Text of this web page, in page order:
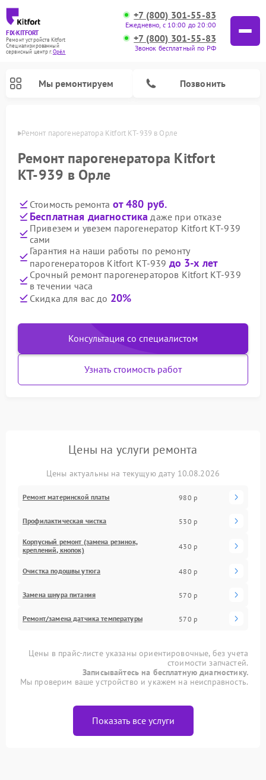
FIX-KITFORT
Ремонт устройств Kitfort
Специализированный
cервисный центр г.Орёл
+7 (800) 301-55-83
Ежедневно, с 10:00 до 20:00
+7 (800) 301-55-83
Звонок бесплатный по РФ
Мы ремонтируем Позвонить
Ремонт парогенератора Kitfort КТ-939 в Орле
Ремонт парогенератора Kitfort
КТ-939 в Орле
Стоимость ремонта от 480 руб.
Бесплатная диагностика даже при отказе
Привезем и увезем парогенератор Kitfort КТ-939
сами
Гарантия на наши работы по ремонту
парогенераторов Kitfort КТ-939 до 3-х лет
Срочный ремонт парогенераторов Kitfort КТ-939
в течении часа
Скидка для вас до 20%
Консультация со специалистом
Узнать стоимость работ
Цены на услуги ремонта
Цены актуальны на текущую дату 10.08.2026
Ремонт материнской платы 980 р
Профилактическая чистка 530 р
Корпусный ремонт (замена резинок,
креплений, кнопок)
430 р
Очистка подошвы утюга 480 р
Замена шнура питания 570 р
Ремонт/замена датчика температуры 570 р
Цены в прайс-листе указаны ориентировочные, без учета
стоимости запчастей.
Записывайтесь на бесплатную диагностику.
Мы проверим ваше устройство и укажем на неисправность.
Показать все услуги